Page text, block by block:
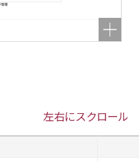
左右にスクロール